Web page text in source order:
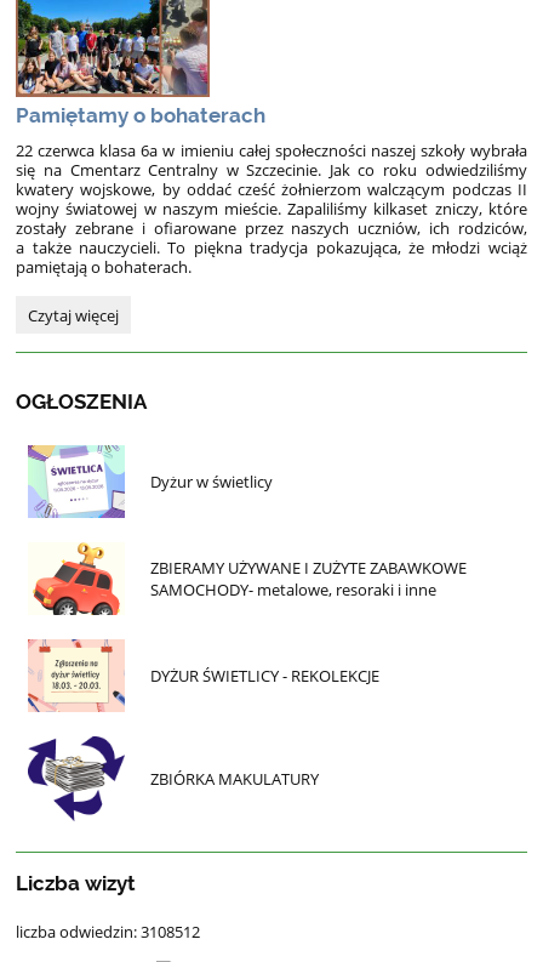
:
Pamiętamy o bohaterach
22 czerwca klasa 6a w imieniu całej społeczności naszej szkoły wybrała
się na Cmentarz Centralny w Szczecinie. Jak co roku odwiedziliśmy
kwatery wojskowe, by oddać cześć żołnierzom walczącym podczas II
wojny światowej w naszym mieście. Zapaliliśmy kilkaset zniczy, które
zostały zebrane i ofiarowane przez naszych uczniów, ich rodziców,
a także nauczycieli. To piękna tradycja pokazująca, że młodzi wciąż
pamiętają o bohaterach.
Pamiętamy
bohaterach:
Czytaj więcej
OGŁOSZENIA
Dyżur w świetlicy
ZBIERAMY UŻYWANE I ZUŻYTE ZABAWKOWE
SAMOCHODY- metalowe, resoraki i inne
DYŻUR ŚWIETLICY - REKOLEKCJE
ZBIÓRKA MAKULATURY
Liczba wizyt
liczba odwiedzin: 3108512